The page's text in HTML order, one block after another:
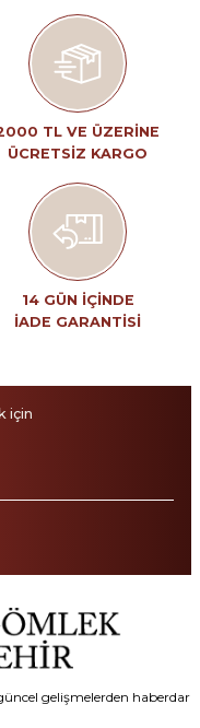
TL VE ÜZERİNE
ÜCRETSİZ KARGO
14 GÜN İÇİNDE
İADE GARANTİSİ
için
gelişmelerden haberdar